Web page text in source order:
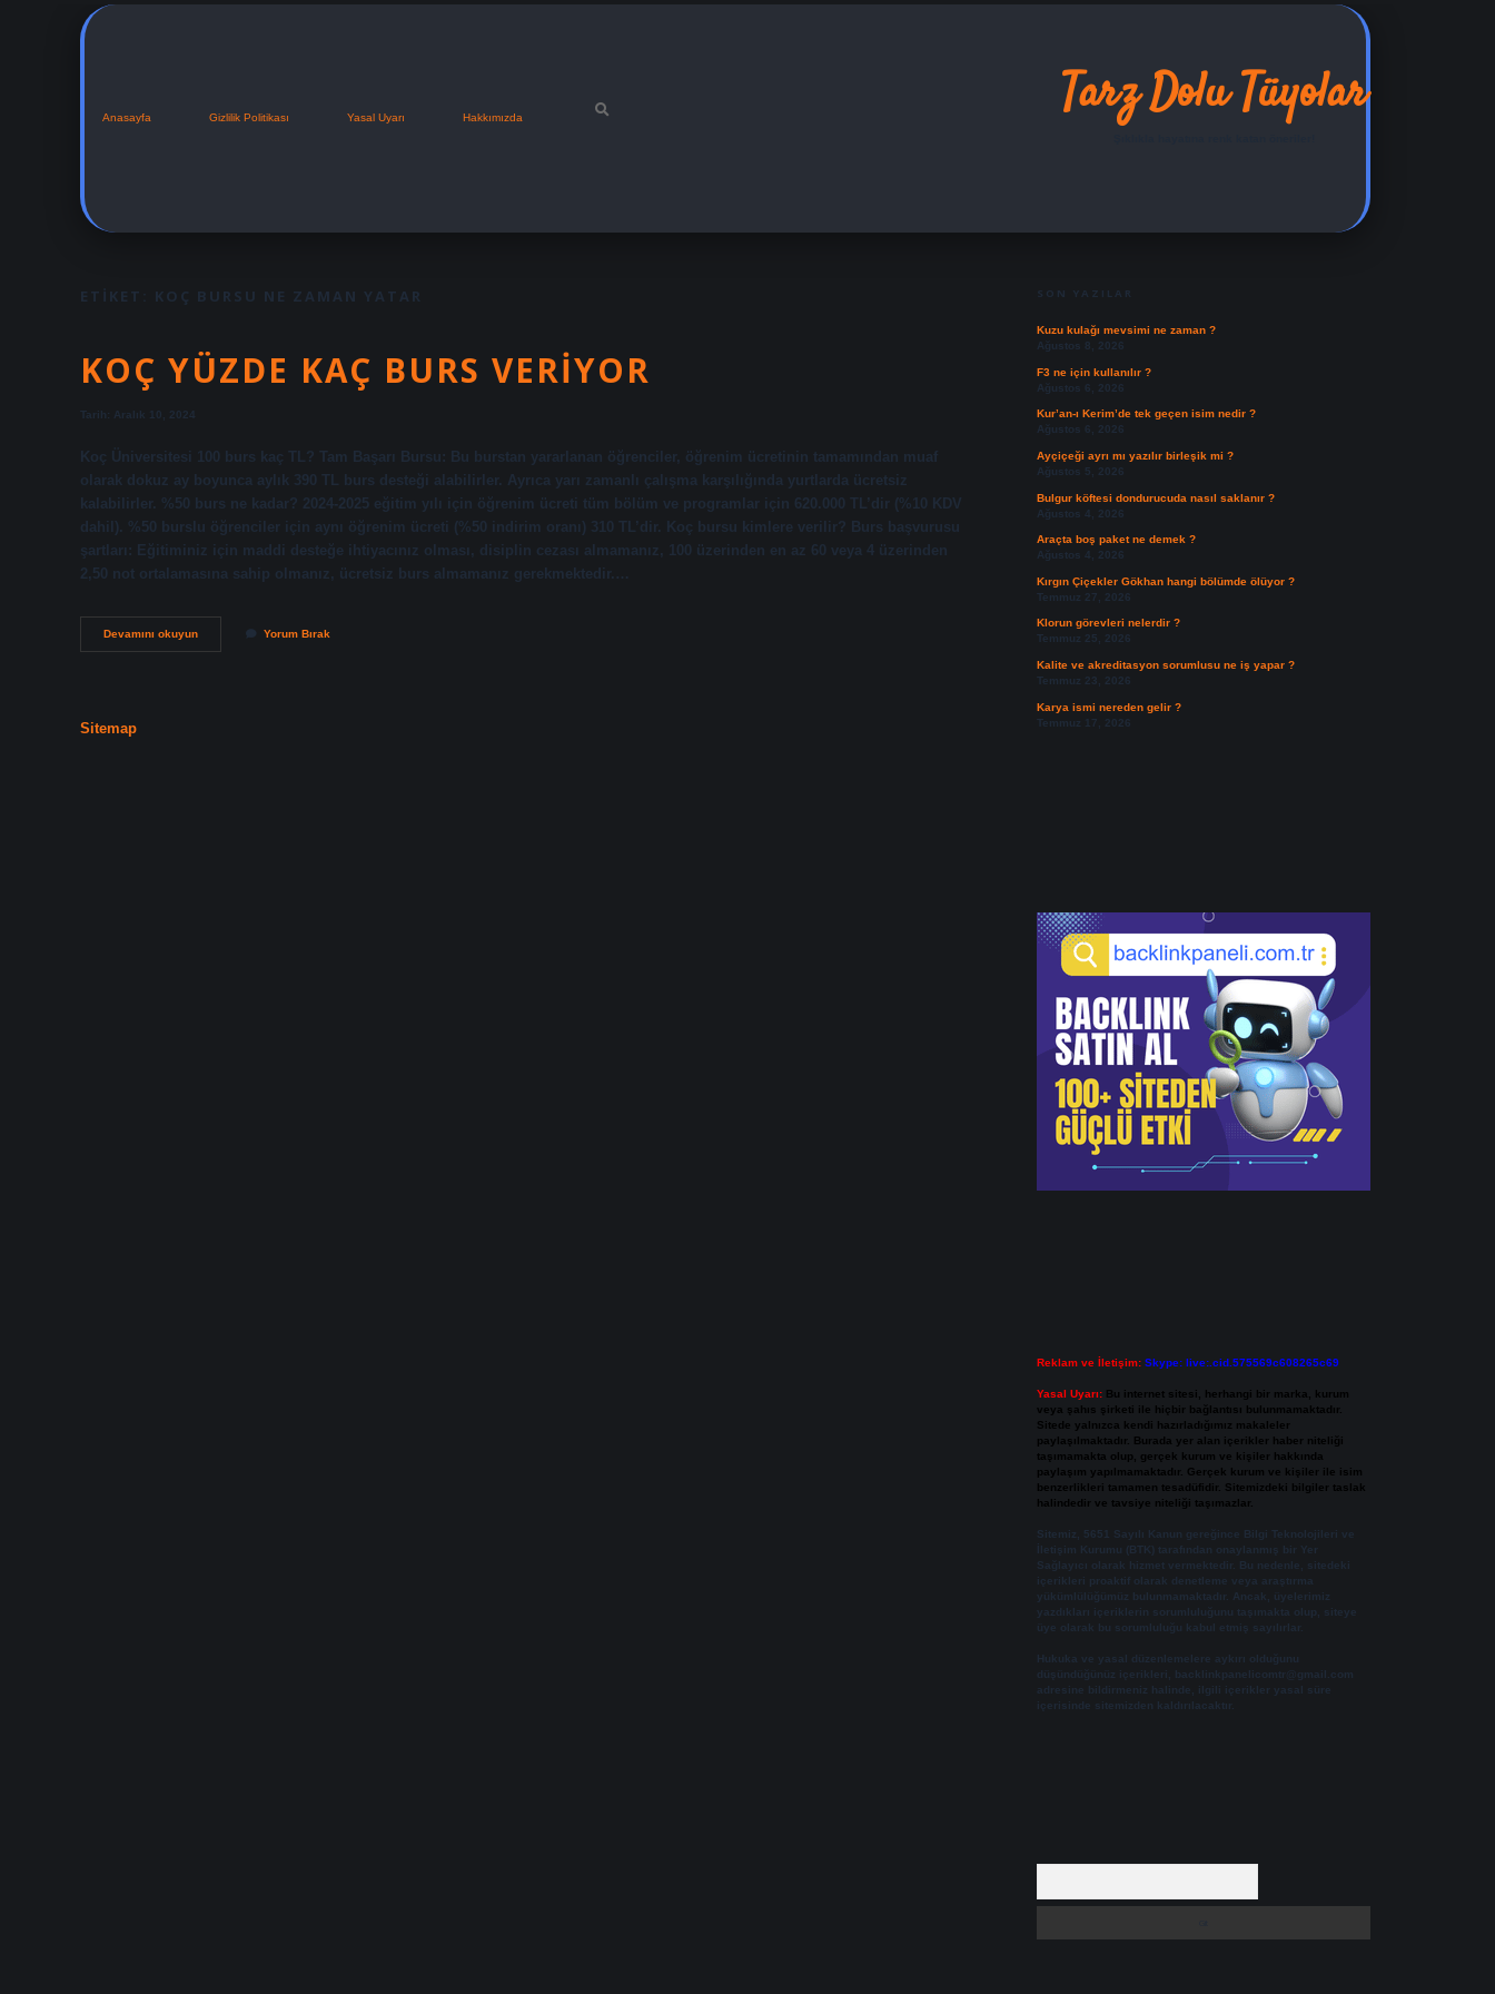
Anasayfa Gizlilik Politikası Yasal Uyarı Hakkımızda Tarz Dolu Tüyolar
ETIKET: KOÇ BURSU NE ZAMAN YATAR
KOÇ YÜZDE KAÇ BURS VERIYOR
Tarih: Aralık 10, 2024
Koç Üniversitesi 100 burs kaç TL? Tam Başarı Bursu: Bu burstan yararlanan öğrenciler, öğrenim ücretinin tamamından muaf
olarak dokuz ay boyunca aylık 390 TL burs desteği alabilirler. Ayrıca yarı zamanlı çalışma karşılığında yurtlarda ücretsiz
kalabilirler. %50 burs ne kadar? 2024-2025 eğitim yılı için öğrenim ücreti tüm bölüm ve programlar için 620.000 TL’dir (%10 KDV
dahil). %50 burslu öğrenciler için aynı öğrenim ücreti (%50 indirim oranı) 310 TL’dir. Koç bursu kimlere verilir? Burs başvurusu
şartları: Eğitiminiz için maddi desteğe ihtiyacınız olması, disiplin cezası almamanız, 100 üzerinden en az 60 veya 4 üzerinden
2,50 not ortalamasına sahip olmanız, ücretsiz burs almamanız gerekmektedir.…
Devamını okuyunKoç
Yüzde
Yorum Bırak
Sitemap
SON YAZILAR
Kuzu kulağı mevsimi ne zaman ?
Ağustos 8, 2026
F3 ne için kullanılır ?
Ağustos 6, 2026
Kur’an-ı Kerim’de tek geçen isim nedir ?
Ağustos 6, 2026
Ayçiçeği ayrı mı yazılır birleşik mi ?
Ağustos 5, 2026
Bulgur köftesi dondurucuda nasıl saklanır ?
Ağustos 4, 2026
Araçta boş paket ne demek ?
Ağustos 4, 2026
Kırgın Çiçekler Gökhan hangi bölümde ölüyor ?
Temmuz 27, 2026
Klorun görevleri nelerdir ?
Temmuz 25, 2026
Kalite ve akreditasyon sorumlusu ne iş yapar ?
Temmuz 23, 2026
Karya ismi nereden gelir ?
Temmuz 17, 2026
Reklam ve İletişim: Skype: live:.cid.575569c608265c69
Yasal Uyarı: Bu internet sitesi, herhangi bir marka, kurum
veya şahıs şirketi ile hiçbir bağlantısı bulunmamaktadır.
Sitede yalnızca kendi hazırladığımız makaleler
paylaşılmaktadır. Burada yer alan içerikler haber niteliği
taşımamakta olup, gerçek kurum ve kişiler hakkında
paylaşım yapılmamaktadır. Gerçek kurum ve kişiler ile isim
benzerlikleri tamamen tesadüfidir. Sitemizdeki bilgiler taslak
halindedir ve tavsiye niteliği taşımazlar.
Sitemiz, 5651 Sayılı Kanun gereğince Bilgi Teknolojileri ve
İletişim Kurumu (BTK) tarafından onaylanmış bir Yer
Sağlayıcı olarak hizmet vermektedir. Bu nedenle, sitedeki
içerikleri proaktif olarak denetleme veya araştırma
yükümlülüğümüz bulunmamaktadır. Ancak, üyelerimiz
yazdıkları içeriklerin sorumluluğunu taşımakta olup, siteye
üye olarak bu sorumluluğu kabul etmiş sayılırlar.
Hukuka ve yasal düzenlemelere aykırı olduğunu
düşündüğünüz içerikleri,
backlinkpanelicomtr@gmail.com
adresine bildirmeniz halinde, ilgili içerikler yasal süre
içerisinde sitemizden kaldırılacaktır.